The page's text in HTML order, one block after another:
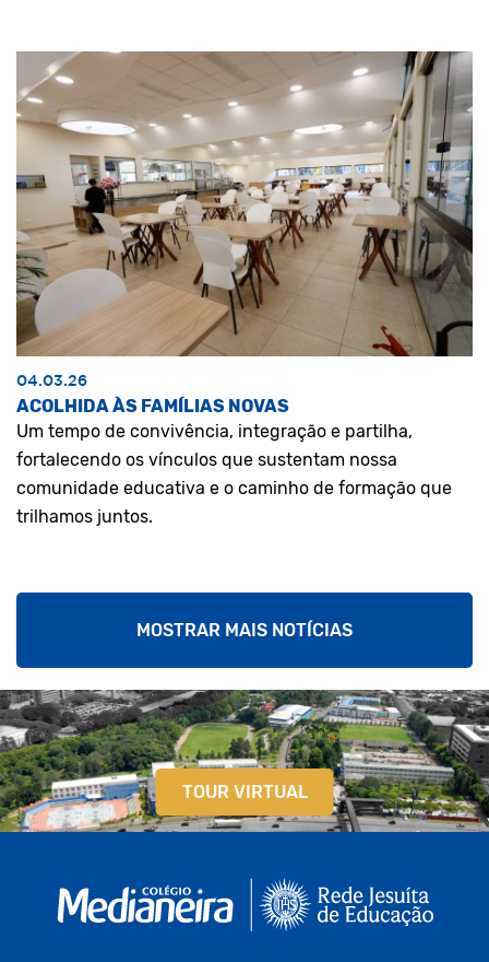
04.03.26
ACOLHIDA ÀS FAMÍLIAS NOVAS
Um tempo de convivência, integração e partilha,
fortalecendo os vínculos que sustentam nossa
comunidade educativa e o caminho de formação que
trilhamos juntos.
MOSTRAR MAIS NOTÍCIAS
TOUR VIRTUAL